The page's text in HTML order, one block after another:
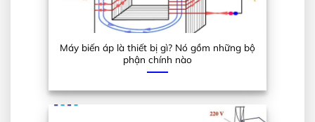
Máy biến áp là thiết bị gì? Nó gồm những bộ
phận chính nào